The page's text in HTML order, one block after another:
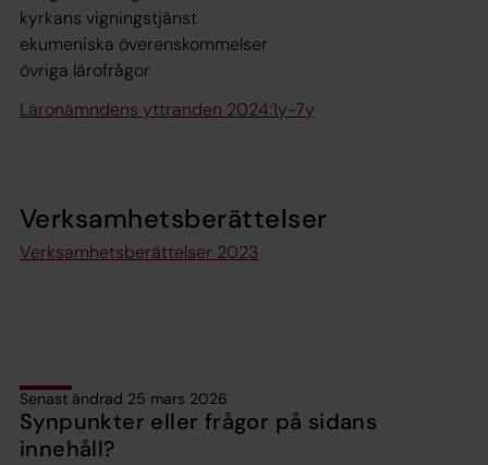
kyrkans vigningstjänst
ekumeniska överenskommelser
övriga lärofrågor
Läronämndens yttranden 2024:1y-7y
Verksamhetsberättelser
Verksamhetsberättelser 2023
Senast ändrad 25 mars 2026
Synpunkter eller frågor på sidans
innehåll?